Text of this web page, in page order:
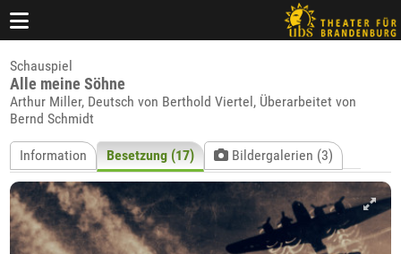
Schauspiel
Alle meine Söhne
Arthur Miller, Deutsch von Berthold Viertel, Überarbeitet von
Bernd Schmidt
Information Besetzung (17) Bildergalerien (3)